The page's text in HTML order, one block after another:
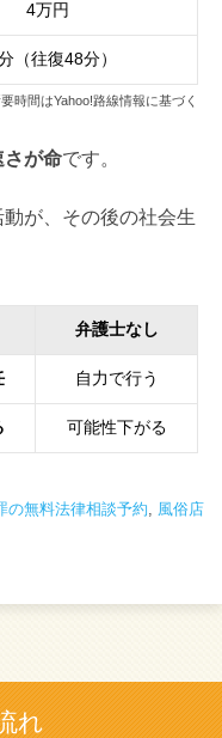
4万円
（往復48分）
時間はYahoo!路線情報に基づく
さが命です。
が、その後の社会生
弁護士なし
自力で行う
可能性下がる
の無料法律相談予約, 風俗店
れ